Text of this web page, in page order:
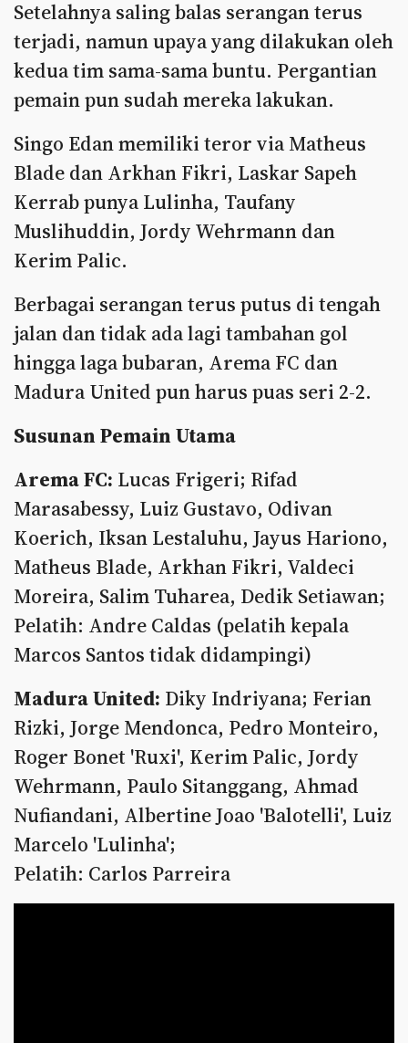
Setelahnya saling balas serangan terus
terjadi, namun upaya yang dilakukan oleh
kedua tim sama-sama buntu. Pergantian
pemain pun sudah mereka lakukan.
Singo Edan memiliki teror via Matheus
Blade dan Arkhan Fikri, Laskar Sapeh
Kerrab punya Lulinha, Taufany
Muslihuddin, Jordy Wehrmann dan
Kerim Palic.
Berbagai serangan terus putus di tengah
jalan dan tidak ada lagi tambahan gol
hingga laga bubaran, Arema FC dan
Madura United pun harus puas seri 2-2.
Susunan Pemain Utama
Arema FC: Lucas Frigeri; Rifad
Marasabessy, Luiz Gustavo, Odivan
Koerich, Iksan Lestaluhu, Jayus Hariono,
Matheus Blade, Arkhan Fikri, Valdeci
Moreira, Salim Tuharea, Dedik Setiawan;
Pelatih: Andre Caldas (pelatih kepala
Marcos Santos tidak didampingi)
Madura United: Diky Indriyana; Ferian
Rizki, Jorge Mendonca, Pedro Monteiro,
Roger Bonet 'Ruxi', Kerim Palic, Jordy
Wehrmann, Paulo Sitanggang, Ahmad
Nufiandani, Albertine Joao 'Balotelli', Luiz
Marcelo 'Lulinha';
Pelatih: Carlos Parreira